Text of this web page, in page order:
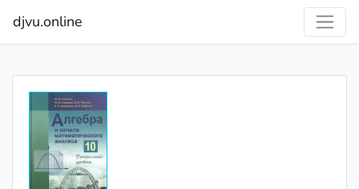
djvu.online